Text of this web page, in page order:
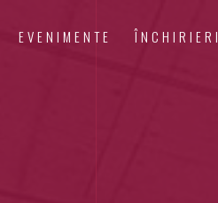
EVENIMENTE ÎNCHIRIERI